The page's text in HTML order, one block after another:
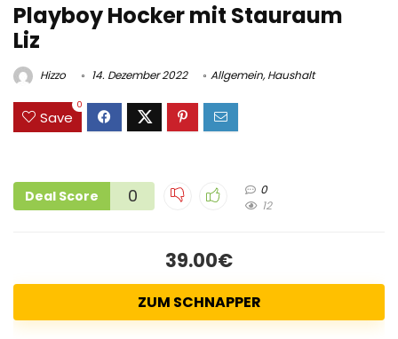
Playboy Hocker mit Stauraum
Liz
Hizzo 14. Dezember 2022 Allgemein,Haushalt
Save
0
Deal Score 0
0
12
39.00€
ZUM SCHNAPPER